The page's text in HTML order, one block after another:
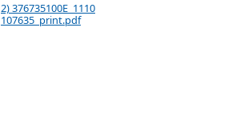
2) 376735100E_1110
107635_print.pdf